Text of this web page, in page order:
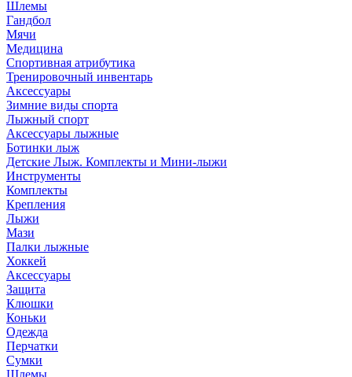
Шлемы
Гандбол
Мячи
Медицина
Спортивная атрибутика
Тренировочный инвентарь
Аксессуары
Зимние виды спорта
Лыжный спорт
Аксессуары лыжные
Ботинки лыж
Детские Лыж. Комплекты и Мини-лыжи
Инструменты
Комплекты
Крепления
Лыжи
Мази
Палки лыжные
Хоккей
Аксессуары
Защита
Клюшки
Коньки
Одежда
Перчатки
Сумки
Шлемы